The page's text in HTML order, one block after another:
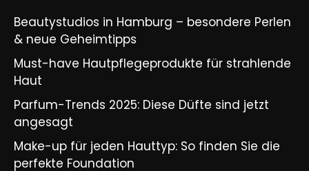
Beautystudios in Hamburg – besondere Perlen
& neue Geheimtipps
Must-have Hautpflegeprodukte für strahlende
Haut
Parfum-Trends 2025: Diese Düfte sind jetzt
angesagt
Make-up für jeden Hauttyp: So finden Sie die
perfekte Foundation